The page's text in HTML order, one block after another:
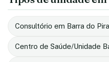
Consultório em Barra do
Centro de Saúde/Unidade